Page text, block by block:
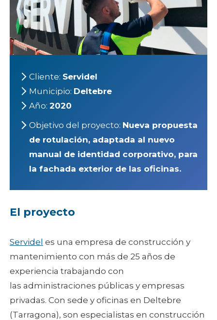
Cliente: Servidel
Municipio: Deltebre
Año: 2020
Objetivo del proyecto: Nueva propuesta
de rotulación, adaptada al nuevo
manual de identidad corporativo, para
la fachada exterior de las oficinas.
El proyecto
Servidel es una empresa de construcción y
mantenimiento con más de 25 años de
experiencia trabajando con
las administraciones públicas y empresas
privadas. Con sede y oficinas en Deltebre
(Tarragona), son especialistas en construcción